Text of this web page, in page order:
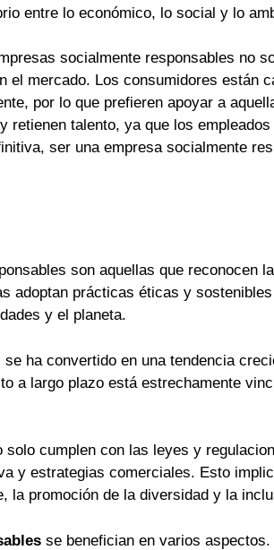
entre lo económico, lo social y lo
socialmente responsables no
el mercado. Los consumidores están
por lo que prefieren apoyar a
retienen talento, ya que los
ser una empresa socialmente
son aquellas que reconocen
adoptan prácticas éticas y
y el planeta.
ha convertido en una tendencia
a largo plazo está estrechamente
solo cumplen con las leyes y
y estrategias comerciales. Esto
la promoción de la diversidad y la
se benefician en varios